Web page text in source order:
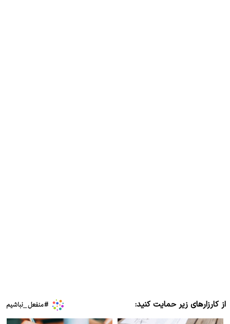
از کارزارهای زیر حمایت کنید: